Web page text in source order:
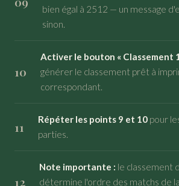
bien égal à 2512 — un message
sinon.
Activer le bouton « Classement
générer le classement prêt à
correspondant.
Répéter les points 9 et 10 pour
parties.
Note importante : le classement
détermine l'ordre des matchs de